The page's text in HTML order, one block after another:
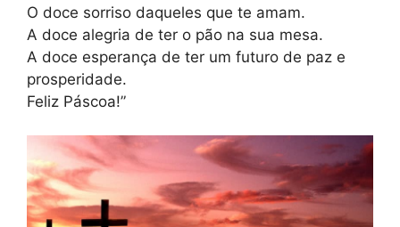
O doce sorriso daqueles que te amam.
A doce alegria de ter o pão na sua mesa.
A doce esperança de ter um futuro de paz e
prosperidade.
Feliz Páscoa!”